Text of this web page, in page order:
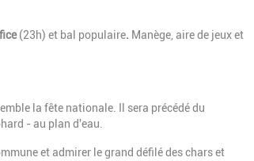
(23h) et bal populaire. Manège, aire de jeux et
la fête nationale. Il sera précédé du
- au plan d'eau.
et admirer le grand défilé des chars et